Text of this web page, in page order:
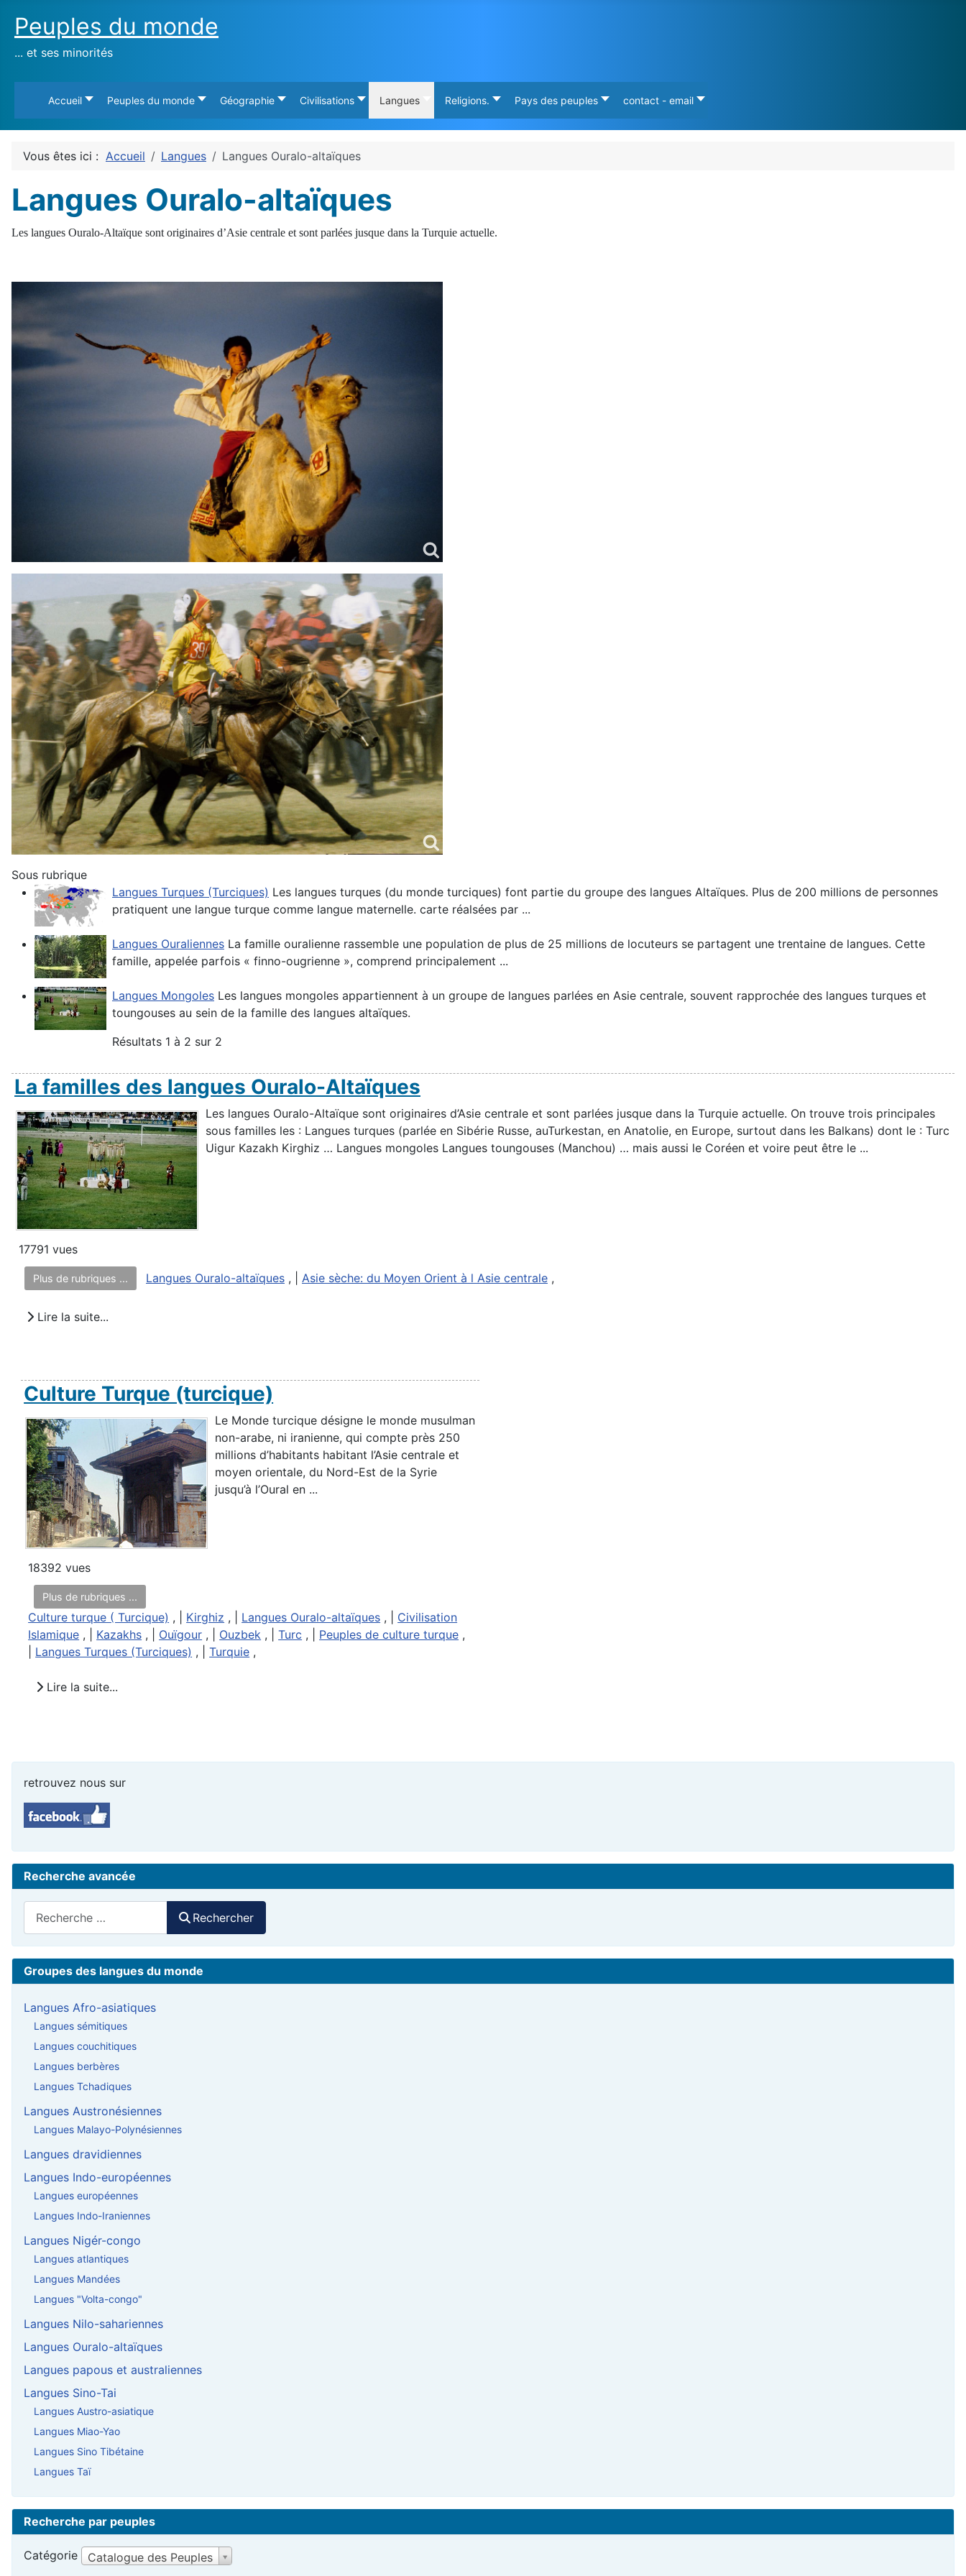
Peuples du monde
... et ses minorités
Accueil Peuples du monde Géographie Civilisations Langues Religions. Pays des peuples contact - email
Vous êtes ici : Accueil Langues Langues Ouralo-altaïques
Langues Ouralo-altaïques
Les langues Ouralo-Altaïque sont originaires d’Asie centrale et sont parlées jusque dans la Turquie actuelle.
Sous rubrique
Langues Turques (Turciques) Les langues turques (du monde turciques) font partie du groupe des langues Altaïques. Plus de 200 millions de personnes
pratiquent une langue turque comme langue maternelle. carte réalsées par ...
Langues Ouraliennes La famille ouralienne rassemble une population de plus de 25 millions de locuteurs se partagent une trentaine de langues. Cette
famille, appelée parfois « finno-ougrienne », comprend principalement ...
Langues Mongoles Les langues mongoles appartiennent à un groupe de langues parlées en Asie centrale, souvent rapprochée des langues turques et
toungouses au sein de la famille des langues altaïques.
Résultats 1 à 2 sur 2
La familles des langues Ouralo-Altaïques
Les langues Ouralo-Altaïque sont originaires d’Asie centrale et sont parlées jusque dans la Turquie actuelle. On trouve trois principales
sous familles les : Langues turques (parlée en Sibérie Russe, auTurkestan, en Anatolie, en Europe, surtout dans les Balkans) dont le : Turc
Uigur Kazakh Kirghiz … Langues mongoles Langues toungouses (Manchou) … mais aussi le Coréen et voire peut être le ...
17791 vues
Plus de rubriques ... Langues Ouralo-altaïques , | Asie sèche: du Moyen Orient à l Asie centrale ,
Lire la suite...
Culture Turque (turcique)
Le Monde turcique désigne le monde musulman
non-arabe, ni iranienne, qui compte près 250
millions d’habitants habitant l’Asie centrale et
moyen orientale, du Nord-Est de la Syrie
jusqu’à l’Oural en ...
18392 vues
Plus de rubriques ...
Culture turque ( Turcique) , | Kirghiz , | Langues Ouralo-altaïques , | Civilisation
Islamique , | Kazakhs , | Ouïgour , | Ouzbek , |Turc , | Peuples de culture turque ,
Langues Turques (Turciques) , |Turquie ,
Lire la suite...
retrouvez nous sur
Recherche avancée
Rechercher
Groupes des langues du monde
Langues Afro-asiatiques
Langues sémitiques
Langues couchitiques
Langues berbères
Langues Tchadiques
Langues Austronésiennes
Langues Malayo-Polynésiennes
Langues dravidiennes
Langues Indo-européennes
Langues européennes
Langues Indo-Iraniennes
Langues Nigér-congo
Langues atlantiques
Langues Mandées
Langues "Volta-congo"
Langues Nilo-sahariennes
Langues Ouralo-altaïques
Langues papous et australiennes
Langues Sino-Tai
Langues Austro-asiatique
Langues Miao-Yao
Langues Sino Tibétaine
Langues Taï
Recherche par peuples
Catégorie Catalogue des Peuples